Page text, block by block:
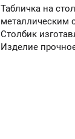
Табличка на
металлическим
Столбик
Изделие